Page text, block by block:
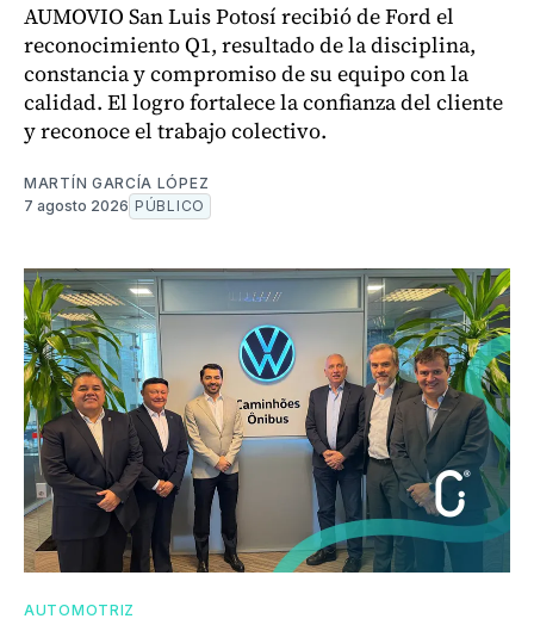
AUMOVIO San Luis Potosí recibió de Ford el
reconocimiento Q1, resultado de la disciplina,
constancia y compromiso de su equipo con la
calidad. El logro fortalece la confianza del cliente
y reconoce el trabajo colectivo.
MARTÍN GARCÍA LÓPEZ
7 agosto 2026 PÚBLICO
AUTOMOTRIZ